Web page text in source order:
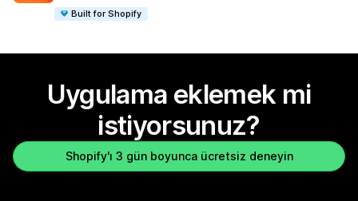
Built for Shopify
Uygulama eklemek mi
istiyorsunuz?
Shopify'ı 3 gün boyunca ücretsiz deneyin